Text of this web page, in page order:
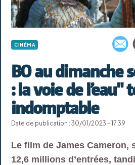
CINÉMA
BO au dimanche
: la voie de l’eau"
indomptable
Date de publication : 30/01/2023 - 17:39
Le film de James Cameron,
12,6 millions d’entrées,